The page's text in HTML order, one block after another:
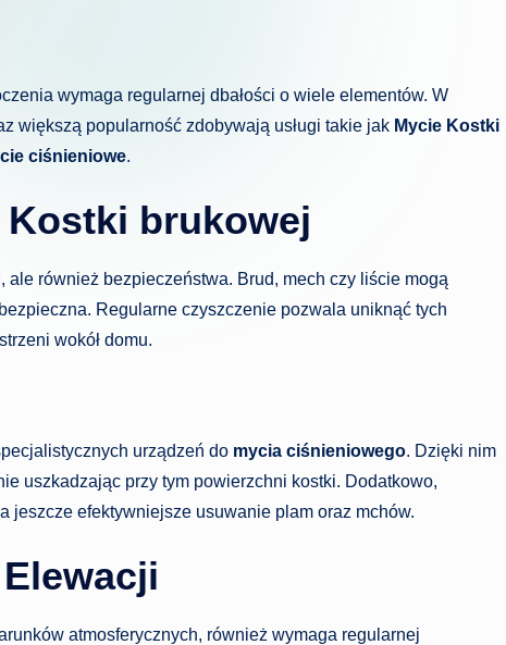
wymaga regularnej dbałości o wiele elementów. W
większą popularność zdobywają usługi takie jak Mycie Kostki
ciśnieniowe.
brukowej
ale również bezpieczeństwa. Brud, mech czy liście mogą
Regularne czyszczenie pozwala uniknąć tych
wokół domu.
urządzeń do mycia ciśnieniowego. Dzięki nim
uszkadzając przy tym powierzchni kostki. Dodatkowo,
efektywniejsze usuwanie plam oraz mchów.
atmosferycznych, również wymaga regularnej